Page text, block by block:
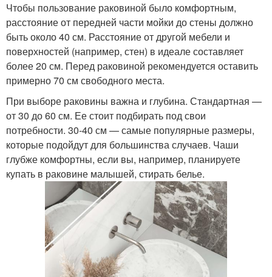
Чтобы пользование раковиной было комфортным,
расстояние от передней части мойки до стены должно
быть около 40 см. Расстояние от другой мебели и
поверхностей (например, стен) в идеале составляет
более 20 см. Перед раковиной рекомендуется оставить
примерно 70 см свободного места.
При выборе раковины важна и глубина. Стандартная —
от 30 до 60 см. Ее стоит подбирать под свои
потребности. 30-40 см — самые популярные размеры,
которые подойдут для большинства случаев. Чаши
глубже комфортны, если вы, например, планируете
купать в раковине малышей, стирать белье.